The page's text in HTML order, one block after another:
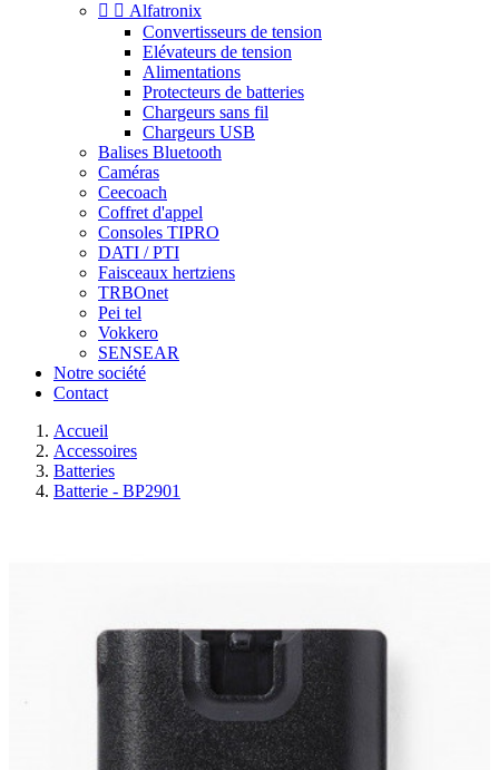
  Alfatronix
Convertisseurs de tension
Elévateurs de tension
Alimentations
Protecteurs de batteries
Chargeurs sans fil
Chargeurs USB
Balises Bluetooth
Caméras
Ceecoach
Coffret d'appel
Consoles TIPRO
DATI / PTI
Faisceaux hertziens
TRBOnet
Pei tel
Vokkero
SENSEAR
Notre société
Contact
Accueil
Accessoires
Batteries
Batterie - BP2901